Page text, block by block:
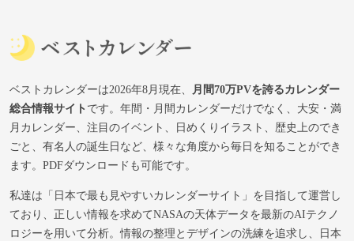
ベストカレンダーは2026年8月現在、
月間70万PVを誇るカレンダー
総合情報サイトです。年間・月間カレンダーだけでなく、大安・満
月カレンダー、注目のイベント、日めくりイラスト、歴史上のでき
ごと、有名人の誕生日など、様々な角度から毎日を知ることができ
ます。PDFダウンロードも可能です。
私達は「日本で最も見やすいカレンダーサイト」を目指して運営し
ており、正しい情報を求めてNASAの天体データを最新のAIテクノ
ロジーを用いて分析。情報の整理とデザインの洗練を追求し、日本